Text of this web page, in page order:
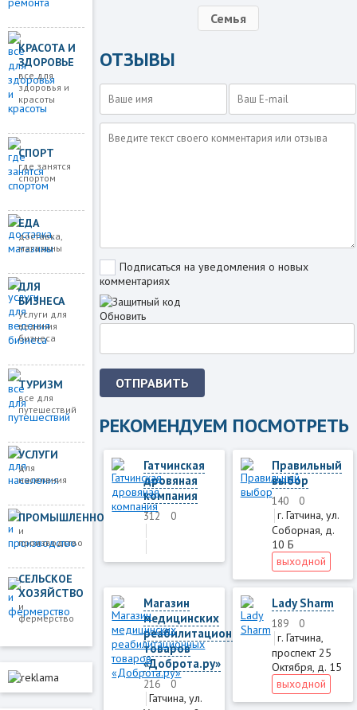
КРАСОТА И
ЗДОРОВЬЕ
все для
здоровья и
красоты
СПОРТ
где занятся
спортом
ЕДА
доставка,
магазины
ДЛЯ
БИЗНЕСА
услуги для
ведения
бизнеса
ТУРИЗМ
все для
путешествий
УСЛУГИ
для
населения
ПРОМЫШЛЕННОСТЬ
и
производство
СЕЛЬСКОЕ
ХОЗЯЙСТВО
и
фермерство
Семья
ОТЗЫВЫ
Подписаться на уведомления о новых
комментариях
Обновить
ОТПРАВИТЬ
РЕКОМЕНДУЕМ ПОСМОТРЕТЬ
Гатчинская
дровяная
компания
312 0
Правильный
выбор
140 0
г. Гатчина, ул.
Соборная, д.
10 Б
выходной
Магазин
медицинских
реабилитационных
товаров
«Доброта.ру»
216 0
Гатчина, ул.
Lady Sharm
189 0
г. Гатчина,
проспект 25
Октября, д. 15
выходной